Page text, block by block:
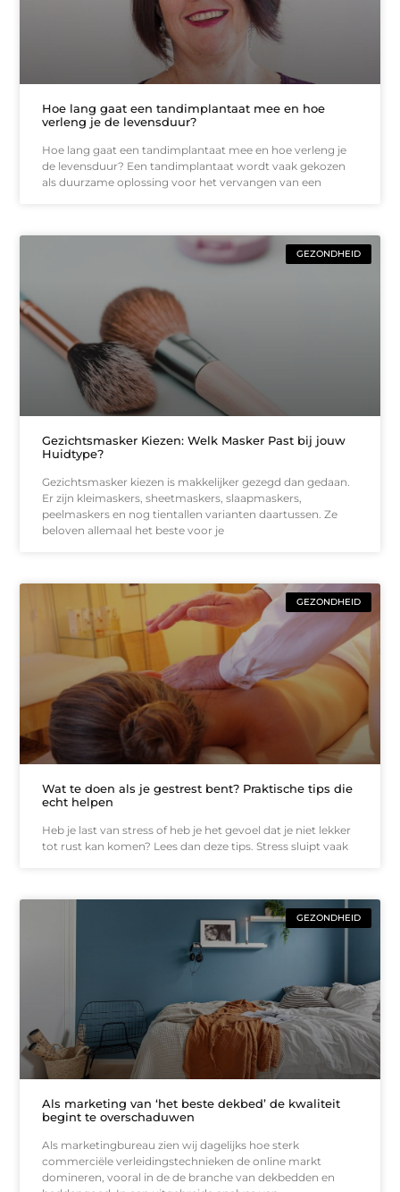
Hoe lang gaat een tandimplantaat mee en hoe
verleng je de levensduur?
Hoe lang gaat een tandimplantaat mee en hoe verleng je
de levensduur? Een tandimplantaat wordt vaak gekozen
als duurzame oplossing voor het vervangen van een
GEZONDHEID
Gezichtsmasker Kiezen: Welk Masker Past bij jouw
Huidtype?
Gezichtsmasker kiezen is makkelijker gezegd dan gedaan.
Er zijn kleimaskers, sheetmaskers, slaapmaskers,
peelmaskers en nog tientallen varianten daartussen. Ze
beloven allemaal het beste voor je
GEZONDHEID
Wat te doen als je gestrest bent? Praktische tips die
echt helpen
Heb je last van stress of heb je het gevoel dat je niet lekker
tot rust kan komen? Lees dan deze tips. Stress sluipt vaak
GEZONDHEID
Als marketing van ‘het beste dekbed’ de kwaliteit
begint te overschaduwen
Als marketingbureau zien wij dagelijks hoe sterk
commerciële verleidingstechnieken de online markt
domineren, vooral in de de branche van dekbedden en